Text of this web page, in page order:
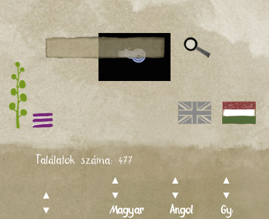
Találatok száma: 477
▲
▼
▲
▼
Magyar
▲
▼
Angol
▲
▼
Gyártás